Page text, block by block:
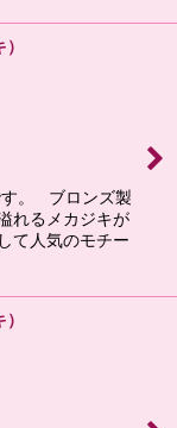
す。 ブロンズ製
れるメカジキが
て人気のモチー